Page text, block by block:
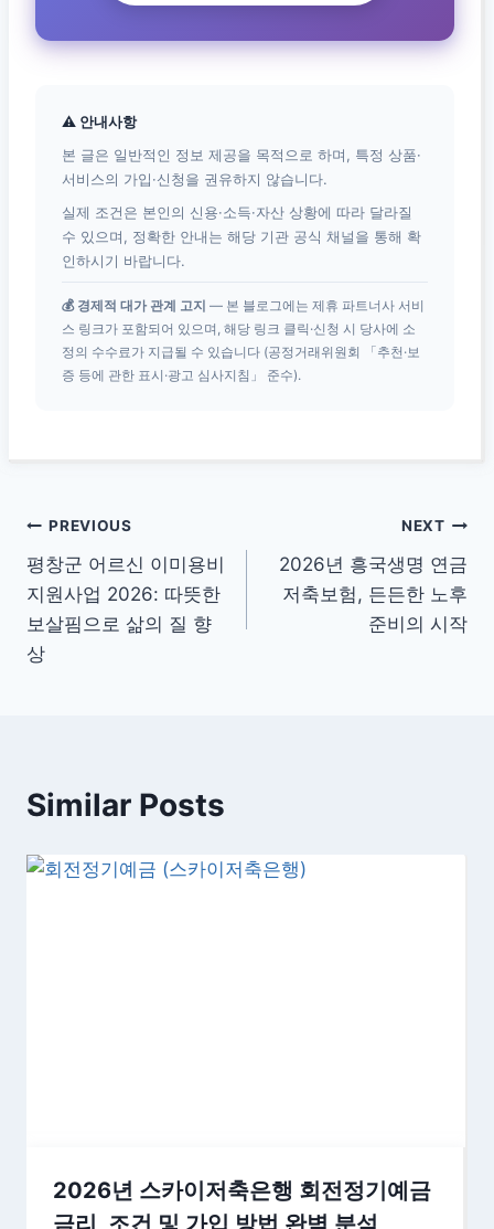
⚠ 안내사항
본 글은 일반적인 정보 제공을 목적으로 하며, 특정 상품·
서비스의 가입·신청을 권유하지 않습니다.
실제 조건은 본인의 신용·소득·자산 상황에 따라 달라질
수 있으며, 정확한 안내는 해당 기관 공식 채널을 통해 확
인하시기 바랍니다.
💰 경제적 대가 관계 고지 — 본 블로그에는 제휴 파트너사 서비
스 링크가 포함되어 있으며, 해당 링크 클릭·신청 시 당사에 소
정의 수수료가 지급될 수 있습니다 (공정거래위원회 「추천·보
증 등에 관한 표시·광고 심사지침」 준수).
글
탐
색
PREVIOUS
평창군 어르신 이미용비
지원사업 2026: 따뜻한
보살핌으로 삶의 질 향
상
NEXT
2026년 흥국생명 연금
저축보험, 든든한 노후
준비의 시작
Similar Posts
2026년 스카이저축은행 회전정기예금